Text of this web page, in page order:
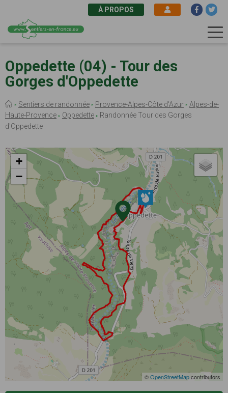
au
contenu
principal
À PROPOS
Oppedette (04) - Tour des
Gorges d'Oppedette
Fil
d'Ariane
Sentiers de randonnée Provence-Alpes-Côte d'Azur
Alpes-de-
Haute-Provence
Oppedette
Randonnée Tour des Gorges
d'Oppedette
+
−
©OpenStreetMapcontributors